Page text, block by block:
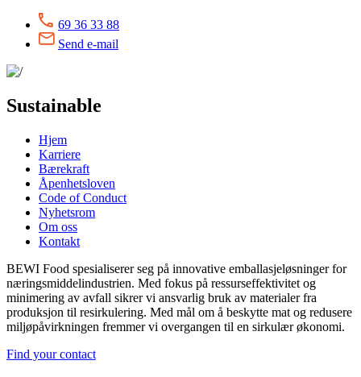
69 36 33 88
Send e-mail
Sustainable
Hjem
Karriere
Bærekraft
Åpenhetsloven
Code of Conduct
Nyhetsrom
Om oss
Kontakt
BEWI Food spesialiserer seg på innovative emballasjeløsninger for
næringsmiddelindustrien. Med fokus på ressurseffektivitet og
minimering av avfall sikrer vi ansvarlig bruk av materialer fra
produksjon til resirkulering. Med mål om å beskytte mat og redusere
miljøpåvirkningen fremmer vi overgangen til en sirkulær økonomi.
Find your contact